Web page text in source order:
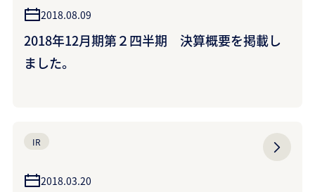
2018.08.09
2018年12月期第２四半期 決算概要を掲載し
ました。
IR
2018.03.20